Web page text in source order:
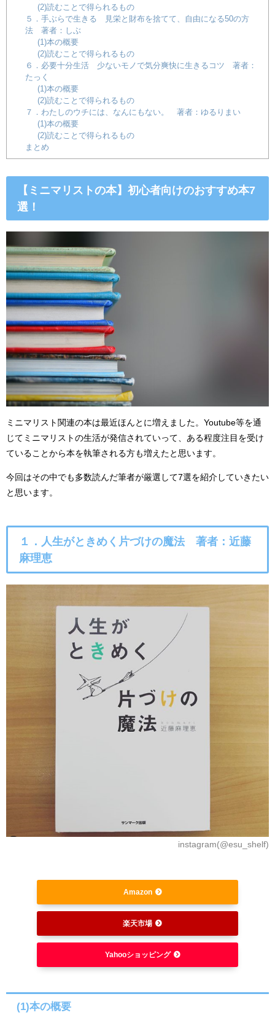
(2)読むことで得られるもの
５．手ぶらで生きる 見栄と財布を捨てて、自由になる50の方
法 著者：しぶ
(1)本の概要
(2)読むことで得られるもの
６．必要十分生活 少ないモノで気分爽快に生きるコツ 著者：
たっく
(1)本の概要
(2)読むことで得られるもの
７．わたしのウチには、なんにもない。 著者：ゆるりまい
(1)本の概要
(2)読むことで得られるもの
まとめ
【ミニマリストの本】初心者向けのおすすめ本7
選！
ミニマリスト関連の本は最近ほんとに増えました。Youtube等を通
じてミニマリストの生活が発信されていって、ある程度注目を受け
ていることから本を執筆される方も増えたと思います。
今回はその中でも多数読んだ筆者が厳選して7選を紹介していきたい
と思います。
１．人生がときめく片づけの魔法 著者：近藤
麻理恵
instagram(@esu_shelf)
Amazon
楽天市場
Yahooショッピング
(1)本の概要